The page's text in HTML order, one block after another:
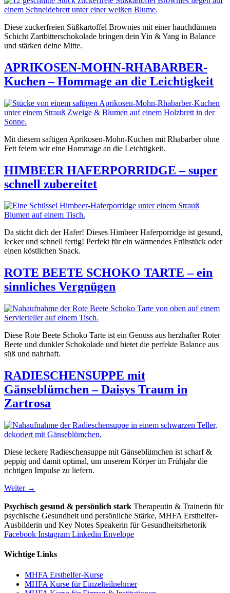
Diese zuckerfreien Süßkartoffel Brownies mit einer hauchdünnen
Schicht Zartbitterschokolade bringen dein Yin & Yang in Balance
und stärken deine Mitte.
APRIKOSEN-MOHN-RHABARBER-
Kuchen – Hommage an die Leichtigkeit
Mit diesem saftigen Aprikosen-Mohn-Kuchen mit Rhabarber ohne
Fett feiern wir eine Hommage an die Leichtigkeit.
HIMBEER HAFERPORRIDGE – super
schnell zubereitet
Da sticht dich der Hafer! Dieses Himbeer Haferporridge ist gesund,
lecker und schnell fertig! Perfekt für ein wärmendes Frühstück oder
einen köstlichen Snack.
ROTE BEETE SCHOKO TARTE – ein
sinnliches Vergnügen
Diese Rote Beete Schoko Tarte ist ein Genuss aus herzhafter Roter
Beete und dunkler Schokolade und bietet die perfekte Balance aus
süß und nahrhaft.
RADIESCHENSUPPE mit
Gänseblümchen – Daisys Traum in
Zartrosa
Diese leckere Radieschensuppe mit Gänseblümchen ist scharf &
peppig und damit optimal, um unserem Körper im Frühjahr die
richtigen Impulse zu liefern.
Weiter →
Psychisch gesund & persönlich stark Therapeutin & Trainerin für
psychische Gesundheit und persönliche Stärke, MHFA Ersthelfer-
Aus­bild­er­in und Key Notes Speakerin für Gesundheits­rhetorik
Facebook Instagram Linkedin Envelope
Wichtige Links
MHFA Ersthelfer-Kurse
MHFA Kurse für Einzelteilnehmer